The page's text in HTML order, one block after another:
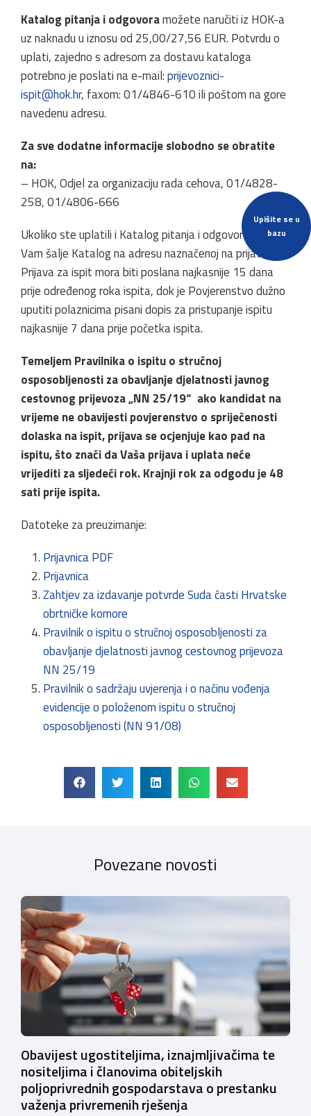
Upišite se u
bazu
Katalog pitanja i odgovoramožete naručiti iz HOK-a
uz naknadu u iznosu od 25,00/27,56 EUR. Potvrdu o
uplati, zajedno s adresom za dostavu kataloga
potrebno je poslati na e-mail:prijevoznici-
ispit@hok.hr, faxom: 01/4846-610 ili poštom na gore
navedenu adresu.
Za sve dodatne informacije slobodno se obratite
na:
– HOK, Odjel za organizaciju rada cehova, 01/4828-
258, 01/4806-666
Ukoliko ste uplatili i Katalog pitanja i odgovora, HOK
Vam šalje Katalog na adresu naznačenoj na prijavnici.
Prijava za ispit mora biti poslana najkasnije 15 dana
prije određenog roka ispita, dok je Povjerenstvo dužno
uputiti polaznicima pisani dopis za pristupanje ispitu
najkasnije 7 dana prije početka ispita.
Temeljem Pravilnika o ispitu o stručnoj
osposobljenosti za obavljanje djelatnosti javnog
cestovnog prijevoza „NN 25/19“ ako kandidat na
vrijeme ne obavijesti povjerenstvo o spriječenosti
dolaska na ispit, prijava se ocjenjuje kao pad na
ispitu, što znači da Vaša prijava i uplata neće
vrijediti za sljedeći rok. Krajnji rok za odgodu je 48
sati prije ispita.
Datoteke za preuzimanje:
Prijavnica PDF
Prijavnica
Zahtjev za izdavanje potvrde Suda časti Hrvatske
obrtničke komore
Pravilnik o ispitu o stručnoj osposobljenosti za
obavljanje djelatnosti javnog cestovnog prijevoza
NN 25/19
Pravilnik o sadržaju uvjerenja i o načinu vođenja
evidencije o položenom ispitu o stručnoj
osposobljenosti (NN 91/08)
Povezane novosti
Obavijest ugostiteljima, iznajmljivačima te
nositeljima i članovima obiteljskih
poljoprivrednih gospodarstava o prestanku
važenja privremenih rješenja